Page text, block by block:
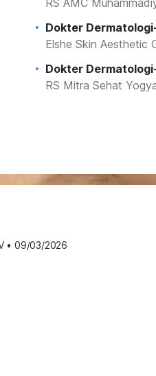
RS AMC
Dokter
Elshe Skin Aesthetic
Dokter
RS Mitra Sehat
• 09/03/2026